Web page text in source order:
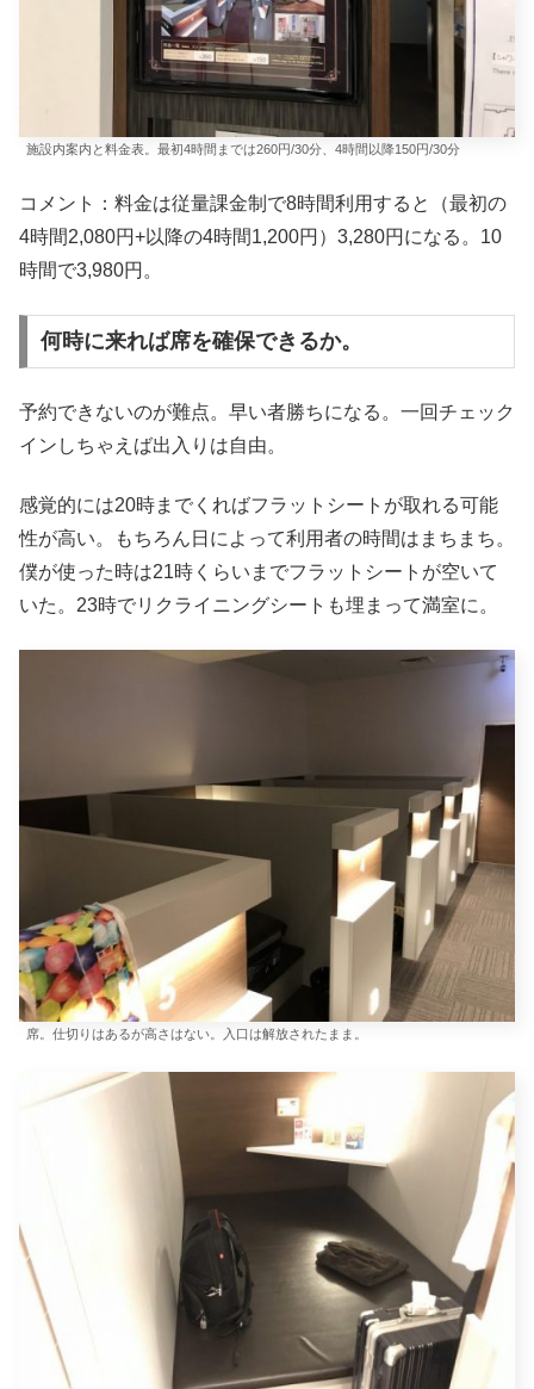
施設内案内と料金表。最初4時間までは260円/30分、4時間以降150円/30分
コメント：料金は従量課金制で8時間利用すると（最初の
4時間2,080円+以降の4時間1,200円）3,280円になる。10
時間で3,980円。
何時に来れば席を確保できるか。
予約できないのが難点。早い者勝ちになる。一回チェック
インしちゃえば出入りは自由。
感覚的には20時までくればフラットシートが取れる可能
性が高い。もちろん日によって利用者の時間はまちまち。
僕が使った時は21時くらいまでフラットシートが空いて
いた。23時でリクライニングシートも埋まって満室に。
席。仕切りはあるが高さはない。入口は解放されたまま。